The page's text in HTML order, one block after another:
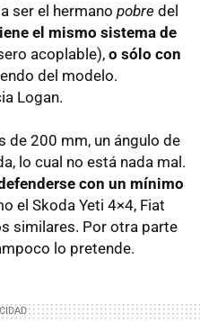
ser el hermano pobre del
el mismo sistema de
acoplable),o sólo con
del modelo.
Logan.
de 200 mm, un ángulo de
lo cual no está nada mal.
con un mínimo
el Skoda Yeti 4×4, Fiat
similares. Por otra parte
lo pretende.